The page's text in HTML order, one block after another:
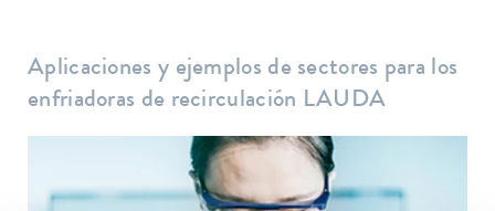
Aplicaciones y ejemplos de sectores para los
enfriadoras de recirculación LAUDA